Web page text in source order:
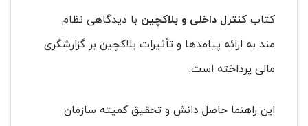
کتابکنترل داخلی و بلاکچین با دیدگاهی نظام
مند به ارائه پیامدها و تأثیرات بلاکچین بر گزارشگری
مالی پرداخته است.
این راهنما حاصل دانش و تحقیق کمیته سازمان